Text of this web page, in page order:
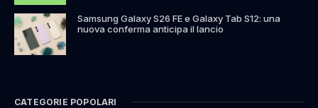
Samsung Galaxy S26 FE e Galaxy Tab S12: una
nuova conferma anticipa il lancio
CATEGORIE POPOLARI